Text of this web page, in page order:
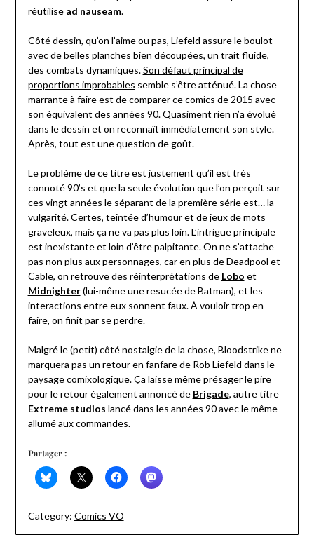
réutilise ad nauseam.
Côté dessin, qu’on l’aime ou pas, Liefeld assure le boulot
avec de belles planches bien découpées, un trait fluide,
des combats dynamiques.Son défaut principal de
proportions improbables semble s’être atténué. La chose
marrante à faire est de comparer ce comics de 2015 avec
son équivalent des années 90. Quasiment rien n’a évolué
dans le dessin et on reconnaît immédiatement son style.
Après, tout est une question de goût.
Le problème de ce titre est justement qu’il est très
connoté 90’s et que la seule évolution que l’on perçoit sur
ces vingt années le séparant de la première série est… la
vulgarité. Certes, teintée d’humour et de jeux de mots
graveleux, mais ça ne va pas plus loin. L’intrigue principale
est inexistante et loin d’être palpitante. On ne s’attache
pas non plus aux personnages, car en plus de Deadpool et
Cable, on retrouve des réinterprétations de Lobo et
Midnighter (lui-même une resucée de Batman), et les
interactions entre eux sonnent faux. À vouloir trop en
faire, on finit par se perdre.
Malgré le (petit) côté nostalgie de la chose, Bloodstrike ne
marquera pas un retour en fanfare de Rob Liefeld dans le
paysage comixologique. Ça laisse même présager le pire
pour le retour également annoncé de Brigade, autre titre
Extreme studios lancé dans les années 90 avec le même
allumé aux commandes.
Partager :
Category: Comics VO